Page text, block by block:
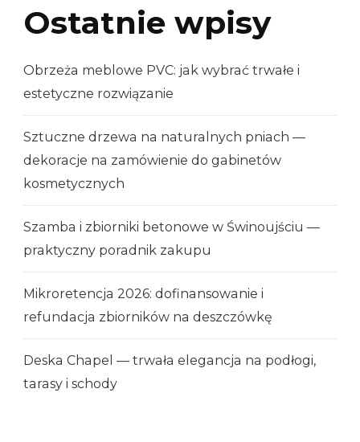
Ostatnie wpisy
Obrzeża meblowe PVC: jak wybrać trwałe i
estetyczne rozwiązanie
Sztuczne drzewa na naturalnych pniach —
dekoracje na zamówienie do gabinetów
kosmetycznych
Szamba i zbiorniki betonowe w Świnoujściu —
praktyczny poradnik zakupu
Mikroretencja 2026: dofinansowanie i
refundacja zbiorników na deszczówkę
Deska Chapel — trwała elegancja na podłogi,
tarasy i schody